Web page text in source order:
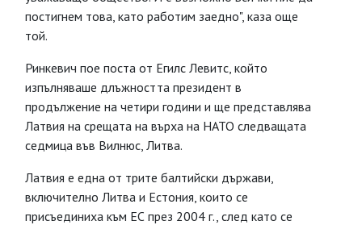
постигнем това, като работим заедно", каза още
той.
Ринкевич пое поста от Егилс Левитс, който
изпълняваше длъжността президент в
продължение на четири години и ще представлява
Латвия на срещата на върха на НАТО следващата
седмица във Вилнюс, Литва.
Латвия е една от трите балтийски държави,
включително Литва и Естония, които се
присъединиха към ЕС през 2004 г., след като се